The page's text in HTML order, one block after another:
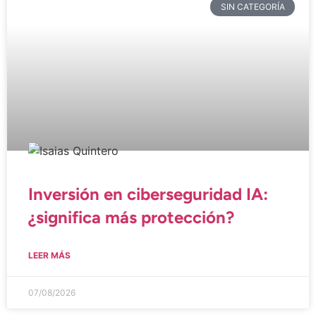
SIN CATEGORÍA
Inversión en ciberseguridad IA:
¿significa más protección?
LEER MÁS
07/08/2026